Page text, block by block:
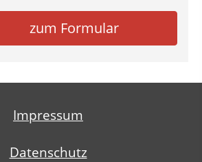
zum Formular
Impressum
Datenschutz